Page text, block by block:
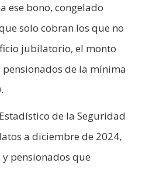
ese bono, congelado
solo cobran los que no
jubilatorio, el monto
de la mínima
de la Seguridad
a diciembre de 2024,
pensionados que